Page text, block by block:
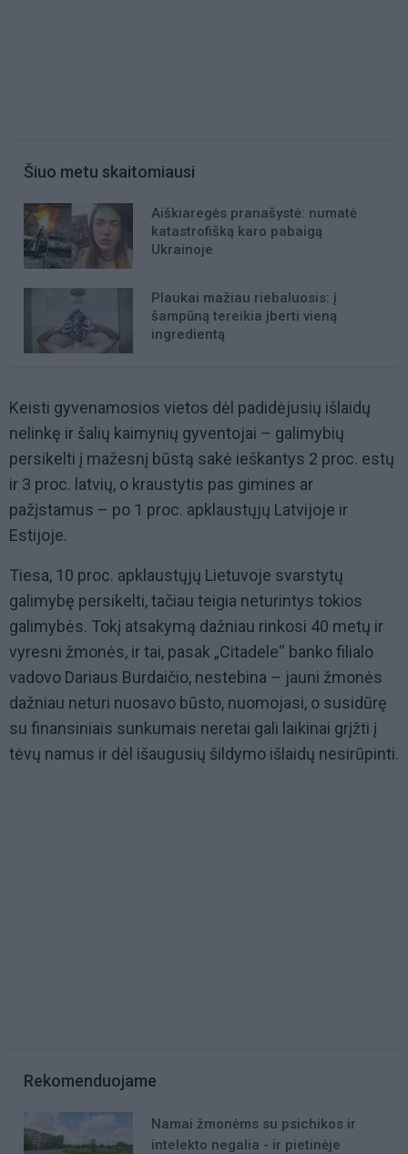
Šiuo metu skaitomiausi
Aiškiaregės pranašystė: numatė
katastrofišką karo pabaigą
Ukrainoje
Plaukai mažiau riebaluosis: į
šampūną tereikia įberti vieną
ingredientą
Keisti gyvenamosios vietos dėl padidėjusių išlaidų
nelinkę ir šalių kaimynių gyventojai – galimybių
persikelti į mažesnį būstą sakė ieškantys 2 proc. estų
ir 3 proc. latvių, o kraustytis pas gimines ar
pažįstamus – po 1 proc. apklaustųjų Latvijoje ir
Estijoje.
Tiesa, 10 proc. apklaustųjų Lietuvoje svarstytų
galimybę persikelti, tačiau teigia neturintys tokios
galimybės. Tokį atsakymą dažniau rinkosi 40 metų ir
vyresni žmonės, ir tai, pasak „Citadele“ banko filialo
vadovo Dariaus Burdaičio, nestebina – jauni žmonės
dažniau neturi nuosavo būsto, nuomojasi, o susidūrę
su finansiniais sunkumais neretai gali laikinai grįžti į
tėvų namus ir dėl išaugusių šildymo išlaidų nesirūpinti.
Rekomenduojame
Namai žmonėms su psichikos ir
intelekto negalia - ir pietinėje